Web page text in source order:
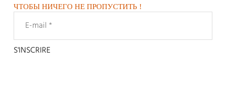
ЧТОБЫ НИЧЕГО НЕ ПРОПУСТИТЬ !